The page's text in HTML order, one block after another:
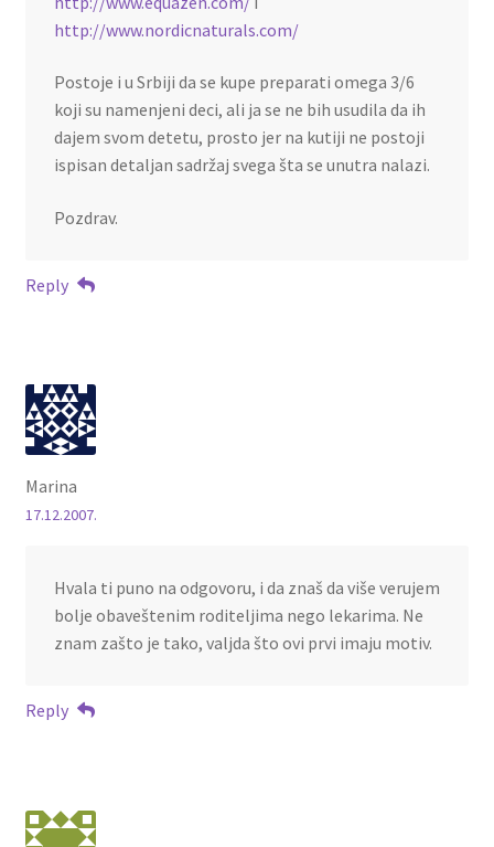
http://www.nordicnaturals.com/
Postoje i u Srbiji da se kupe preparati omega 3/6
koji su namenjeni deci, ali ja se ne bih usudila da ih
dajem svom detetu, prosto jer na kutiji ne postoji
ispisan detaljan sadržaj svega šta se unutra nalazi.
Pozdrav.
Reply
Marina
17.12.2007.
Hvala ti puno na odgovoru, i da znaš da više verujem
bolje obaveštenim roditeljima nego lekarima. Ne
znam zašto je tako, valjda što ovi prvi imaju motiv.
Reply